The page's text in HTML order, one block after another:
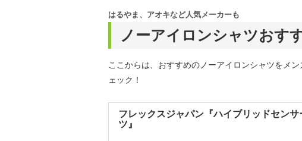
ノーアイロンシャツおす
はるやま、アオキなど人気メーカーも
ここからは、おすすめのノーアイロンシャツをメ
ェック！
フレックスジャパン『ハイブリッドセン
ツ』